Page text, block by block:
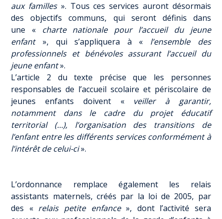
aux familles ». Tous ces services auront désormais
des objectifs communs, qui seront définis dans
une « charte nationale pour l’accueil du jeune
enfant», qui s’appliquera à « l’ensemble des
professionnels et bénévoles assurant l’accueil du
jeune enfant».
L’article 2 du texte précise que les personnes
responsables de l’accueil scolaire et périscolaire de
jeunes enfants doivent «veiller à garantir,
notamment dans le cadre du projet éducatif
territorial (…), l’organisation des transitions de
l’enfant entre les différents services conformément à
l’intérêt de celui-ci».
L’ordonnance remplace également les relais
assistants maternels, créés par la loi de 2005, par
des «relais petite enfance», dont l’activité sera